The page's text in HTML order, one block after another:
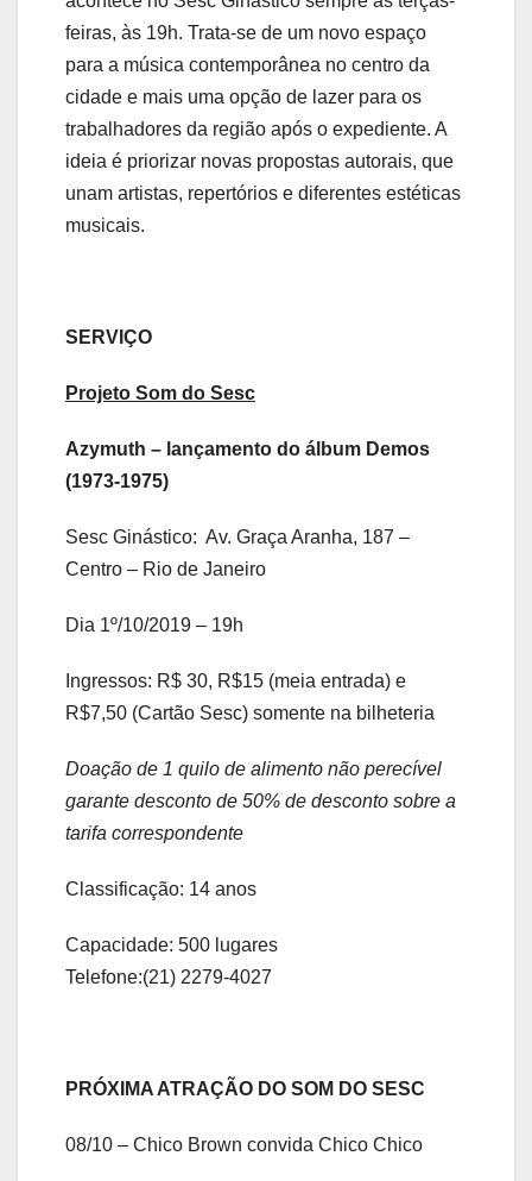
feiras, às 19h. Trata-se de um novo espaço
para a música contemporânea no centro da
cidade e mais uma opção de lazer para os
trabalhadores da região após o expediente. A
ideia é priorizar novas propostas autorais, que
unam artistas, repertórios e diferentes estéticas
musicais.
SERVIÇO
Projeto Som do Sesc
Azymuth – lançamento do álbum Demos
(1973-1975)
Sesc Ginástico: Av. Graça Aranha, 187 –
Centro – Rio de Janeiro
Dia 1º/10/2019 – 19h
Ingressos: R$ 30, R$15 (meia entrada) e
R$7,50 (Cartão Sesc) somente na bilheteria
Doação de 1 quilo de alimento não perecível
garante desconto de 50% de desconto sobre a
tarifa correspondente
Classificação: 14 anos
Capacidade: 500 lugares
Telefone:(21) 2279-4027
PRÓXIMA ATRAÇÃO DO SOM DO SESC
08/10 – Chico Brown convida Chico Chico